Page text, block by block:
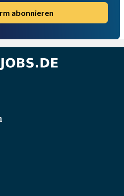
abonnieren